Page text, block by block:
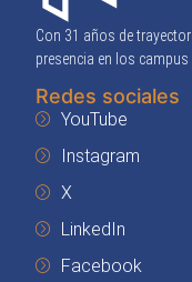
Con 31 años de
presencia en los campus
Redes sociales
YouTube
Instagram
X
LinkedIn
Facebook